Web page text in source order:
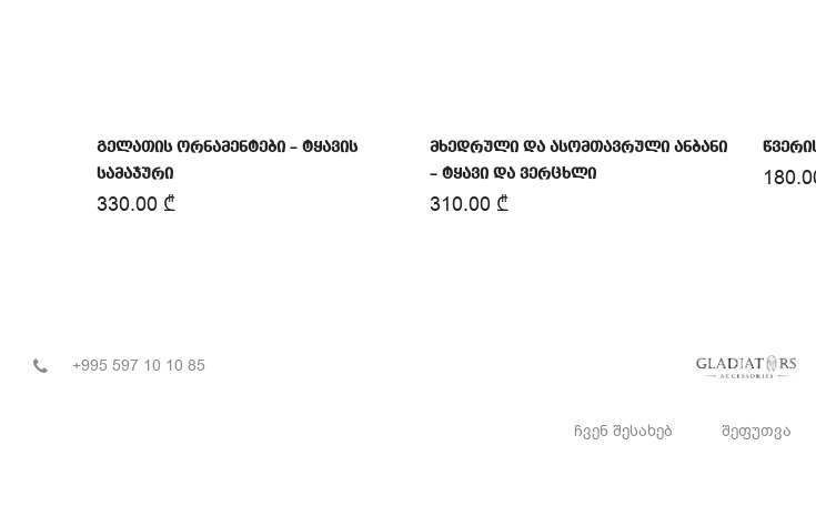
გელათის ორნამენტები – ტყავის
სამაჯური
330.00 ₾
მხედრული და ასომთავრული ანბანი
– ტყავი და ვერცხლი
310.00 ₾
+995 597 10 10 85
ჩვენ შესახებ შეფუთვა